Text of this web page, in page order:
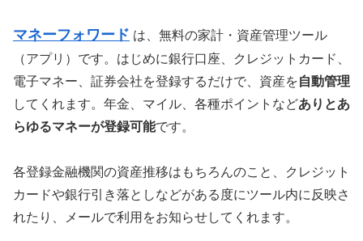
マネーフォワード は、無料の家計・資産管理ツール
（アプリ）です。はじめに銀行口座、クレジットカード、
電子マネー、証券会社を登録するだけで、資産を自動管理
してくれます。年金、マイル、各種ポイントなどありとあ
らゆるマネーが登録可能です。
各登録金融機関の資産推移はもちろんのこと、クレジット
カードや銀行引き落としなどがある度にツール内に反映さ
れたり、メールで利用をお知らせしてくれます。